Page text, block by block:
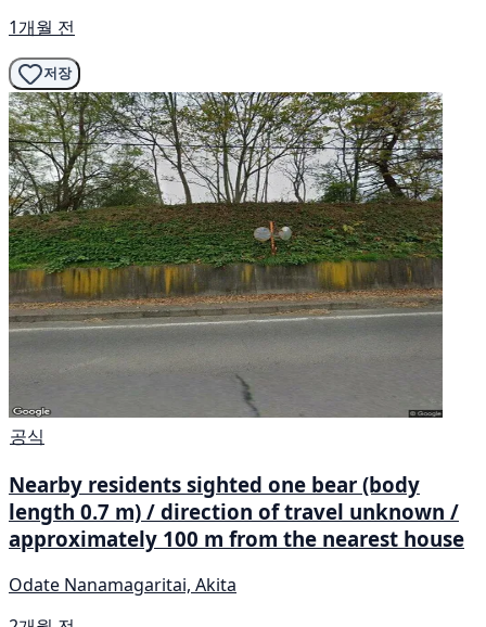
1개월 전
저장
공식
Nearby residents sighted one bear (body
length 0.7 m) / direction of travel unknown /
approximately 100 m from the nearest house
Odate Nanamagaritai, Akita